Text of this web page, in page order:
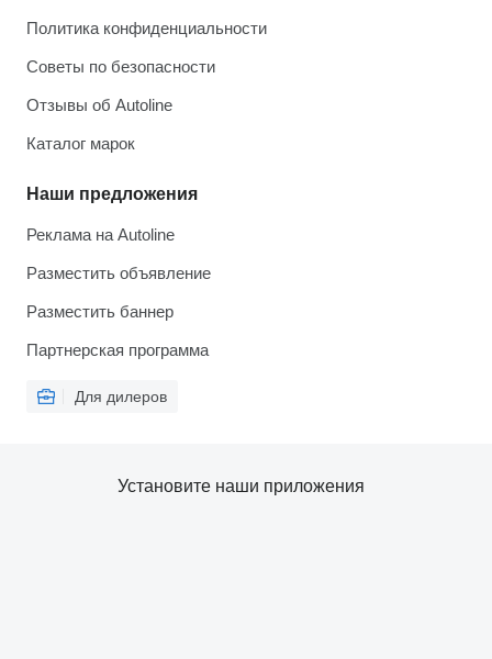
Политика конфиденциальности
Советы по безопасности
Отзывы об Autoline
Каталог марок
Наши предложения
Реклама на Autoline
Разместить объявление
Разместить баннер
Партнерская программа
Для дилеров
Установите наши приложения